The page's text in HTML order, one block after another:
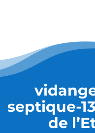
septique-
de